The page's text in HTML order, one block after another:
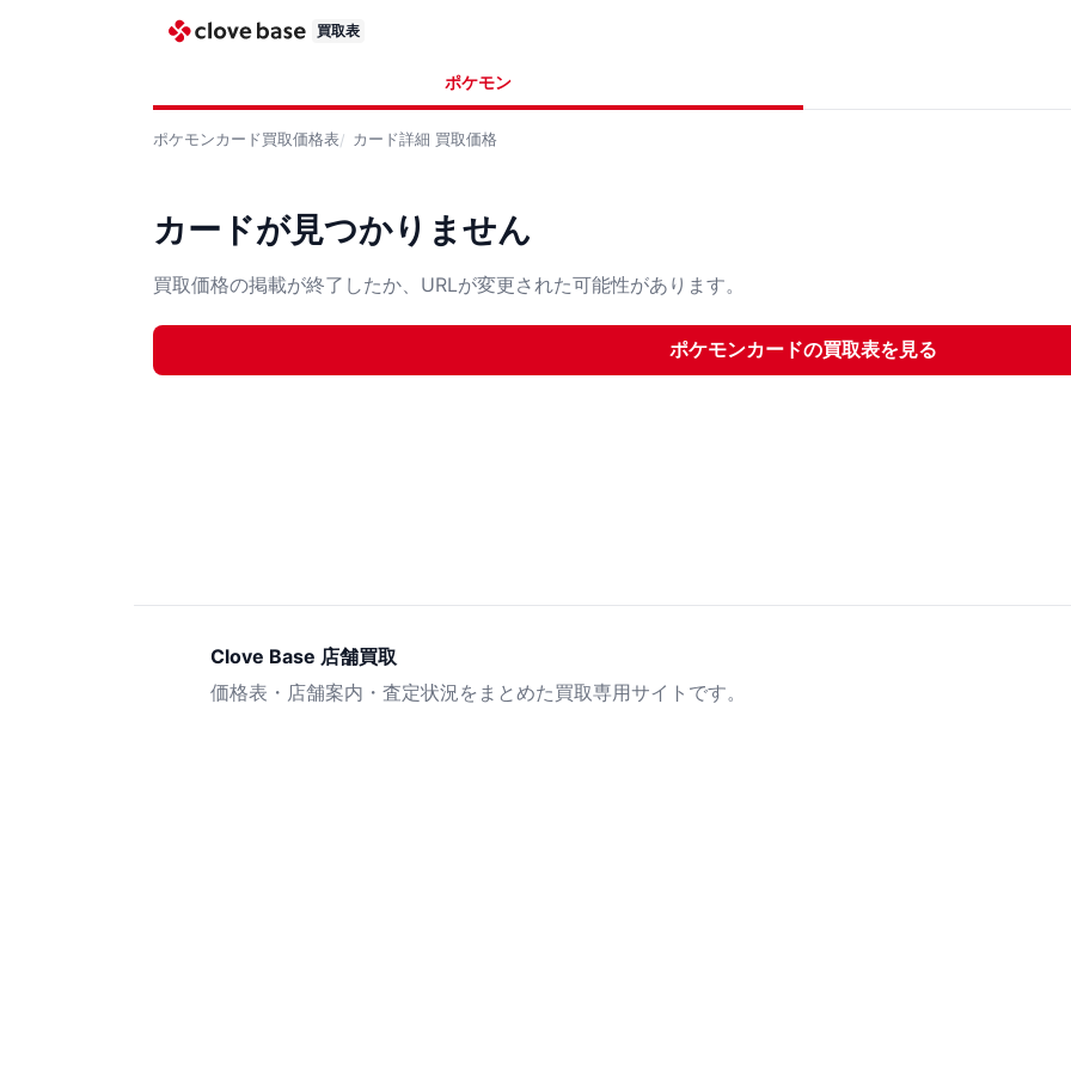
買取表
ポケモン
ポケモンカード買取価格表 カード詳細 買取価格
カードが見つかりません
買取価格の掲載が終了したか、URLが変更された可能性があります。
ポケモンカードの買取表を見る
Clove Base 店舗買取
価格表・店舗案内・査定状況をまとめた買取専用サイトです。